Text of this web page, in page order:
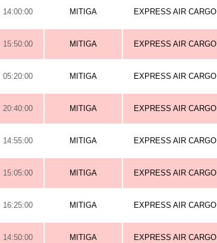
14:00:00 MITIGA EXPRESS AIR CARGO
15:50:00 MITIGA EXPRESS AIR CARGO
05:20:00 MITIGA EXPRESS AIR CARGO
20:40:00 MITIGA EXPRESS AIR CARGO
14:55:00 MITIGA EXPRESS AIR CARGO
15:05:00 MITIGA EXPRESS AIR CARGO
16:25:00 MITIGA EXPRESS AIR CARGO
14:50:00 MITIGA EXPRESS AIR CARGO